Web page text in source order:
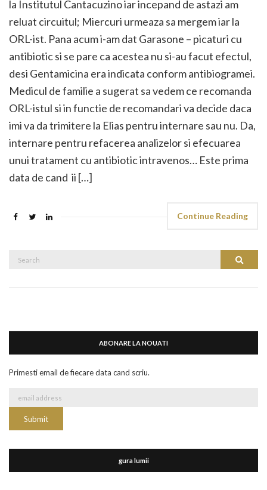
la Institutul Cantacuzino iar incepand de astazi am
reluat circuitul; Miercuri urmeaza sa mergem iar la
ORL-ist. Pana acum i-am dat Garasone – picaturi cu
antibiotic si se pare ca acestea nu si-au facut efectul,
desi Gentamicina era indicata conform antibiogramei.
Medicul de familie a sugerat sa vedem ce recomanda
ORL-istul si in functie de recomandari va decide daca
imi va da trimitere la Elias pentru internare sau nu. Da,
internare pentru refacerea analizelor si efecuarea
unui tratament cu antibiotic intravenos… Este prima
data de cand ii […]
Continue Reading
Search
ABONARE LA NOUATI
Primesti email de fiecare data cand scriu.
gura lumii